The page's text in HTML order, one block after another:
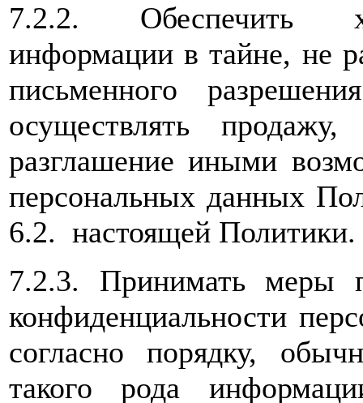
7.2.2. Обеспечить
информации в тайне, не
письменного
осуществлять
разглашение иными
персональных данных
6.2. настоящей Политики.
7.2.3. Принимать меры
конфиденциальности
согласно порядку,
такого рода